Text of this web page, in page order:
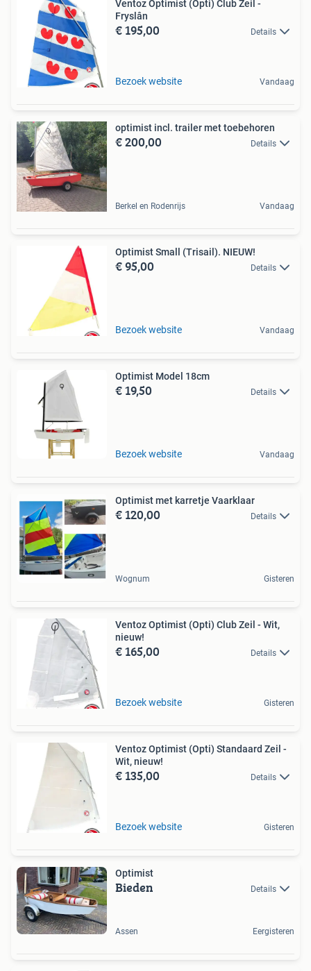
Ventoz Optimist (Opti) Club Zeil -
Fryslân
€ 195,00 Details
Bezoek website Vandaag
optimist incl. trailer met toebehoren
€ 200,00 Details
Berkel en Rodenrijs Vandaag
Optimist Small (Trisail). NIEUW!
€ 95,00 Details
Bezoek website Vandaag
Optimist Model 18cm
€ 19,50 Details
Bezoek website Vandaag
Optimist met karretje Vaarklaar
€ 120,00 Details
Wognum Gisteren
Ventoz Optimist (Opti) Club Zeil - Wit,
nieuw!
€ 165,00 Details
Bezoek website Gisteren
Ventoz Optimist (Opti) Standaard Zeil -
Wit, nieuw!
€ 135,00 Details
Bezoek website Gisteren
Optimist
Bieden Details
Assen Eergisteren